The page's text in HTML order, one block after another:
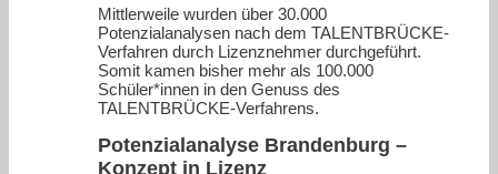
Mittlerweile wurden über 30.000
Potenzialanalysen nach dem TALENTBRÜCKE-
Verfahren durch Lizenznehmer durchgeführt.
Somit kamen bisher mehr als 100.000
Schüler*innen in den Genuss des
TALENTBRÜCKE-Verfahrens.
Potenzialanalyse Brandenburg –
Konzept in Lizenz